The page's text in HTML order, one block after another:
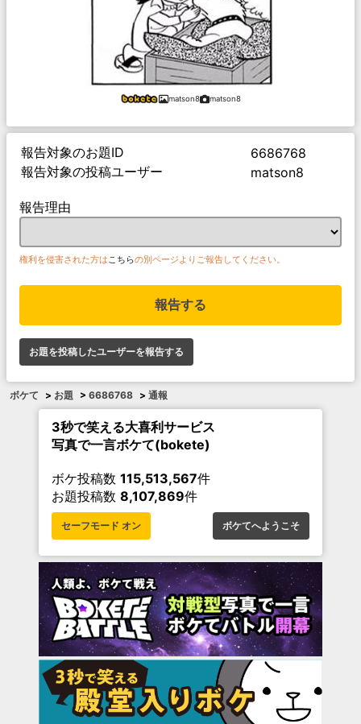
matson8 matson8
報告対象のお題ID
6686768
報告対象の投稿ユーザー
matson8
報告理由
権利を侵害された方はこちらの別ページよりご報告してください。
報告する
お題を投稿したユーザーを報告する
ボケて > お題 > 6686768 > 通報
3秒で笑える大喜利サービス
写真で一言ボケて(bokete)
ボケ投稿数 115,513,567件
お題投稿数 8,107,869件
セーフモード オン ボケてへようこそ